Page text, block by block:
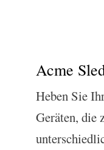
Acme
Heben Sie
Geräten, die